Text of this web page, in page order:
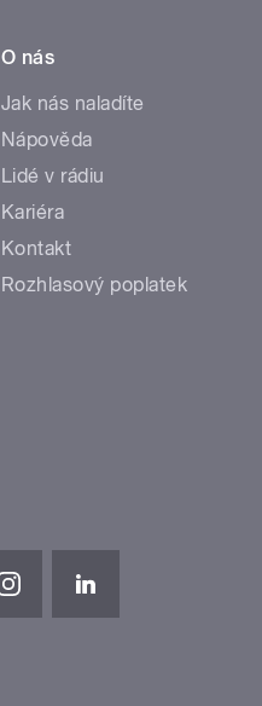
O nás
Jak nás naladíte
Nápověda
Lidé v rádiu
Kariéra
Kontakt
Rozhlasový poplatek